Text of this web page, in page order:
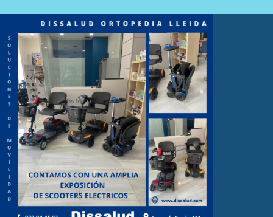
Fisioteràpia
Geriatria
Medicina
Ortopèdia